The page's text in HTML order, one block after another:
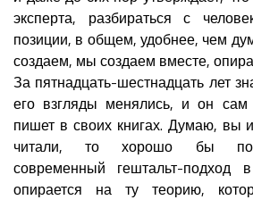
эксперта, разбираться с
позиции, в общем, удобнее, чем
создаем, мы создаем вместе,
За пятнадцать-шестнадцать лет
его взгляды менялись, и он
пишет в своих книгах. Думаю, вы
читали, то хорошо бы
современный гештальт-подход
опирается на ту теорию,